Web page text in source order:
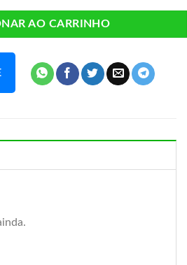
AO CARRINHO